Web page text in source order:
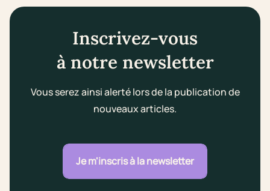
Inscrivez-vous
à notre newsletter
Vous serez ainsi alerté lors de la publication de
nouveaux articles.
Je m'inscris à la newsletter